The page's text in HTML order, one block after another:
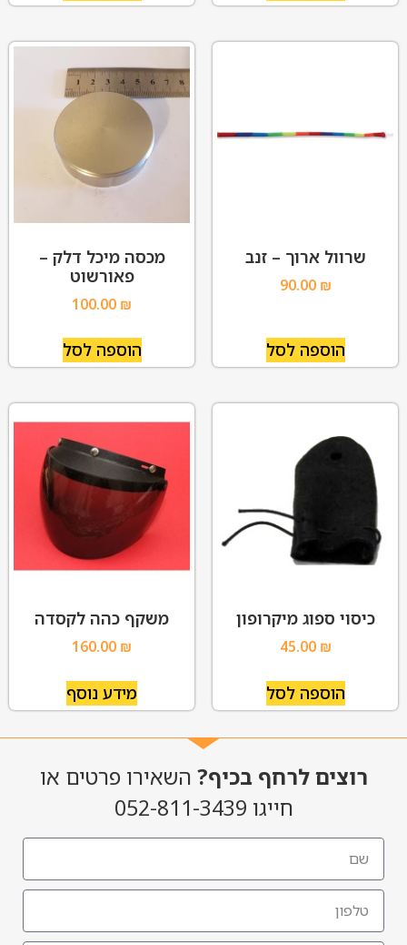
שרוול ארוך – זנב
90.00 ₪
הוספה לסל
מכסה מיכל דלק –
פאורשוט
100.00 ₪
הוספה לסל
כיסוי ספוג מיקרופון
45.00 ₪
הוספה לסל
משקף כהה לקסדה
160.00 ₪
מידע נוסף
רוצים לרחף בכיף? השאירו פרטים או
חייגו 052-811-3439